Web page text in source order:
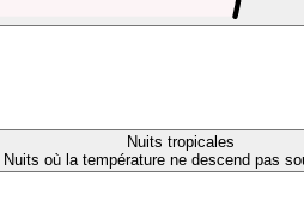
Nuits tropicales
Nuits où la température ne descend pas